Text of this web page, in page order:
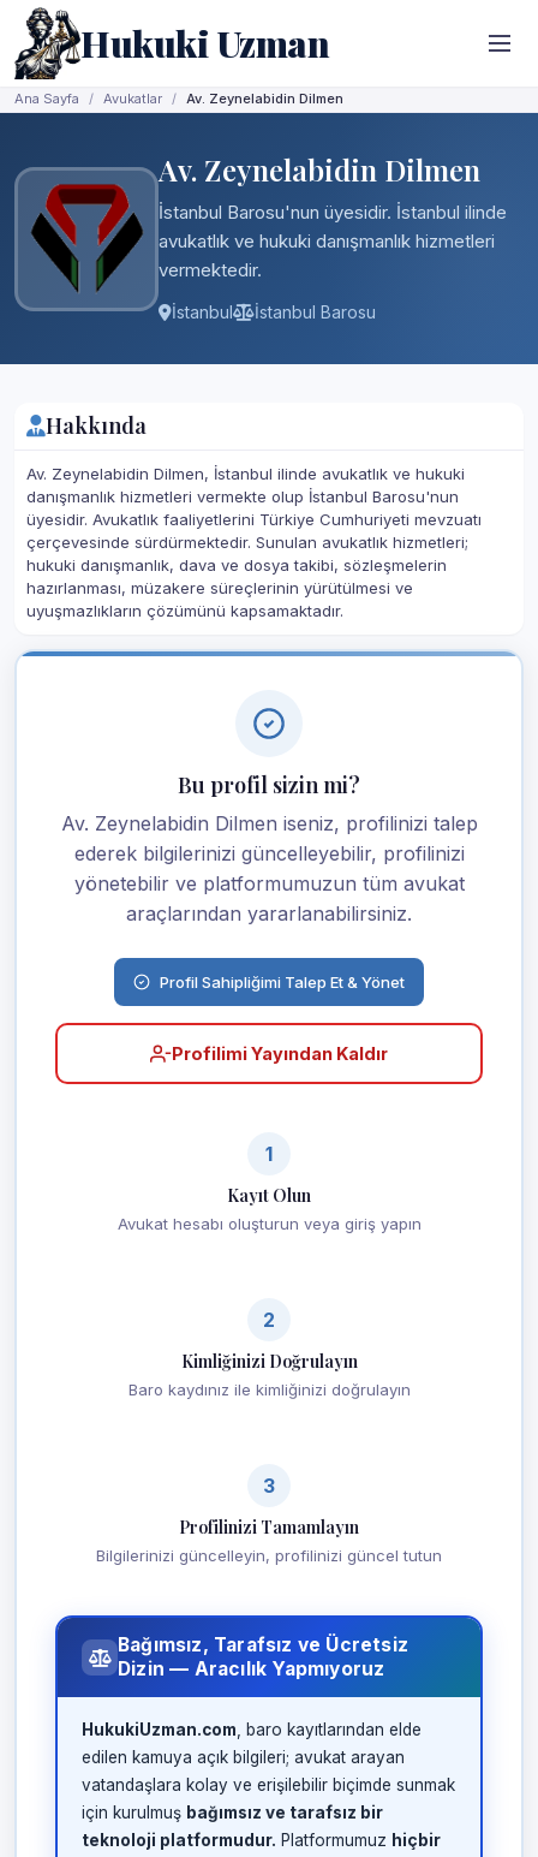
Hukuki Uzman
Ana Sayfa Avukatlar Av. Zeynelabidin Dilmen
Av. Zeynelabidin Dilmen
İstanbul Barosu'nun üyesidir. İstanbul ilinde
avukatlık ve hukuki danışmanlık hizmetleri
vermektedir.
İstanbul İstanbul Barosu
Hakkında
Av. Zeynelabidin Dilmen, İstanbul ilinde avukatlık ve hukuki
danışmanlık hizmetleri vermekte olup İstanbul Barosu'nun
üyesidir. Avukatlık faaliyetlerini Türkiye Cumhuriyeti mevzuatı
çerçevesinde sürdürmektedir. Sunulan avukatlık hizmetleri;
hukuki danışmanlık, dava ve dosya takibi, sözleşmelerin
hazırlanması, müzakere süreçlerinin yürütülmesi ve
uyuşmazlıkların çözümünü kapsamaktadır.
Bu profil sizin mi?
Av. Zeynelabidin Dilmen iseniz, profilinizi talep
ederek bilgilerinizi güncelleyebilir, profilinizi
yönetebilir ve platformumuzun tüm avukat
araçlarından yararlanabilirsiniz.
Profil Sahipliğimi Talep Et & Yönet
Profilimi Yayından Kaldır
1
Kayıt Olun
Avukat hesabı oluşturun veya giriş yapın
2
Kimliğinizi Doğrulayın
Baro kaydınız ile kimliğinizi doğrulayın
3
Profilinizi Tamamlayın
Bilgilerinizi güncelleyin, profilinizi güncel tutun
Bağımsız, Tarafsız ve Ücretsiz
Dizin — Aracılık Yapmıyoruz
HukukiUzman.com , baro kayıtlarından elde
edilen kamuya açık bilgileri; avukat arayan
vatandaşlara kolay ve erişilebilir biçimde sunmak
için kurulmuş bağımsız ve tarafsız bir
teknoloji platformudur. Platformumuz hiçbir